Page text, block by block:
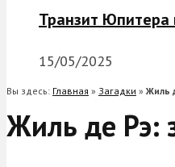
Транзит Юпитера
15/05/2025
Вы здесь: Главная » Загадки » Жиль
Жиль де Рэ: